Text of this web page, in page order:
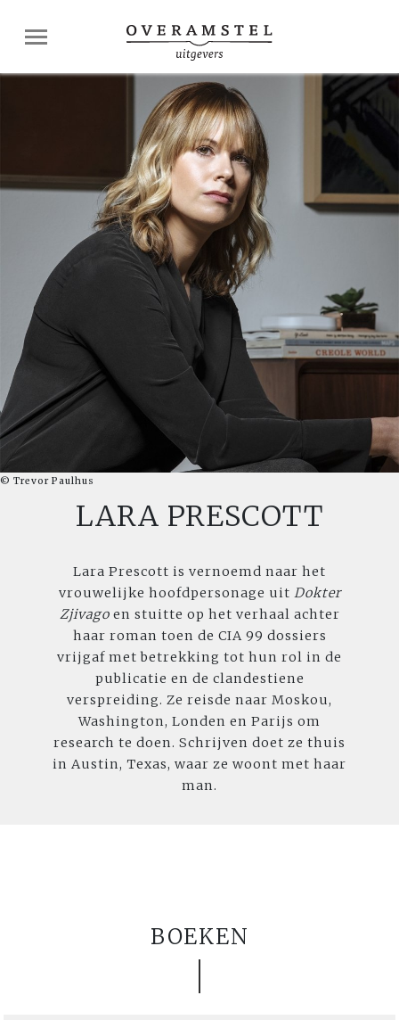
© Trevor Paulhus
LARA PRESCOTT
Lara Prescott is vernoemd naar het
vrouwelijke hoofdpersonage uit Dokter
Zjivagoen stuitte op het verhaal achter
haar roman toen de CIA 99 dossiers
vrijgaf met betrekking tot hun rol in de
publicatie en de clandestiene
verspreiding. Ze reisde naar Moskou,
Washington, Londen en Parijs om
research te doen. Schrijven doet ze thuis
in Austin, Texas, waar ze woont met haar
man.
BOEKEN